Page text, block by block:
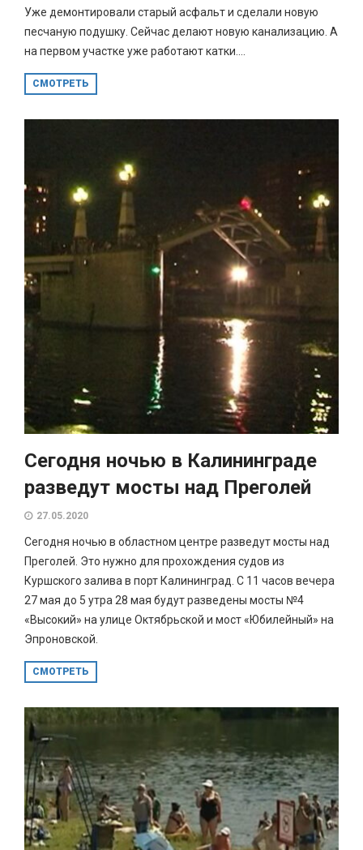
Уже демонтировали старый асфальт и сделали новую
песчаную подушку. Сейчас делают новую канализацию. А
на первом участке уже работают катки....
СМОТРЕТЬ
Сегодня ночью в Калининграде
разведут мосты над Преголей
27.05.2020
Сегодня ночью в областном центре разведут мосты над
Преголей. Это нужно для прохождения судов из
Куршского залива в порт Калининград. С 11 часов вечера
27 мая до 5 утра 28 мая будут разведены мосты №4
«Высокий» на улице Октябрьской и мост «Юбилейный» на
Эпроновской.
СМОТРЕТЬ